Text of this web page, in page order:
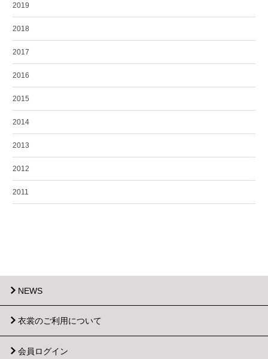
2019
2018
2017
2016
2015
2014
2013
2012
2011
NEWS
衣裳のご利用について
会員ログイン